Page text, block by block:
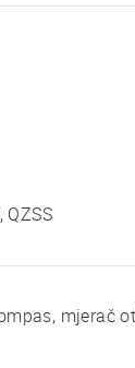
QZSS
mjerač